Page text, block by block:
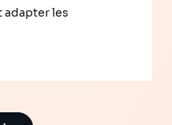
adapter les